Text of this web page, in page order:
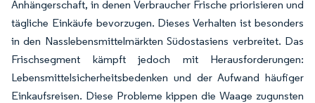
Anhängerschaft, in denen Verbraucher Frische priorisieren und
tägliche Einkäufe bevorzugen. Dieses Verhalten ist besonders
in den Nasslebensmittelmärkten Südostasiens verbreitet. Das
Frischsegment kämpft jedoch mit Herausforderungen:
Lebensmittelsicherheitsbedenken und der Aufwand häufiger
Einkaufsreisen. Diese Probleme kippen die Waage zugunsten